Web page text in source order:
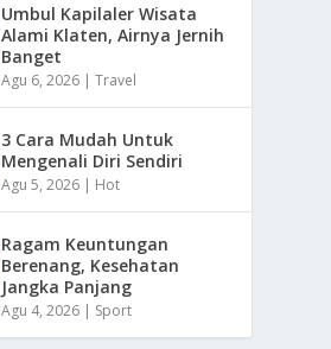
Umbul Kapilaler Wisata
Alami Klaten, Airnya Jernih
Banget
Agu 6, 2026 |Travel
3 Cara Mudah Untuk
Mengenali Diri Sendiri
Agu 5, 2026 | Hot
Ragam Keuntungan
Berenang, Kesehatan
Jangka Panjang
Agu 4, 2026 | Sport